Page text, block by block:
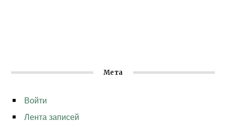
Мета
Войти
Лента записей